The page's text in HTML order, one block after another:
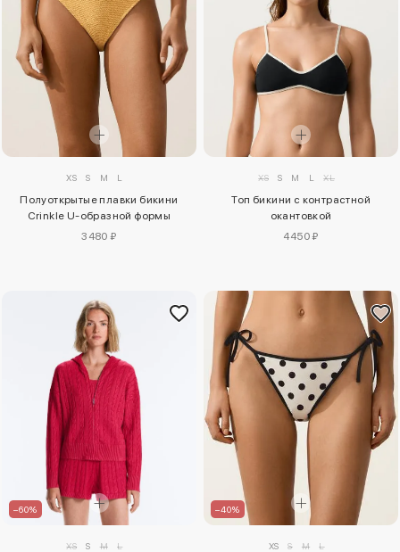
XS S M L
Полуоткрытые плавки бикини
Crinkle U-образной формы
3480 ₽
XS S M L XL
Топ бикини с контрастной
окантовкой
4450 ₽
–60%
XS S M L
–40%
XS S M L